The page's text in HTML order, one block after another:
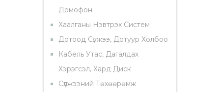
Домофон
Хаалганы Нэвтрэх Систем
Дотоод Сүлжээ, Дотуур Холбоо
Кабель Утас, Дагалдах
Хэрэгсэл, Хард Диск
Сүлжээний Төхөөрөмж